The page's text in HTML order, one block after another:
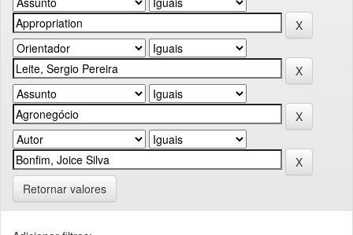
Retornar valores